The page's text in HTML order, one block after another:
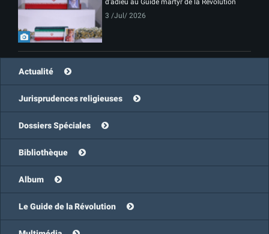
3 /Jul/ 2026
Actualité
Jurisprudences religieuses
Dossiers Spéciales
Bibliothèque
Album
Le Guide de la Révolution